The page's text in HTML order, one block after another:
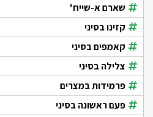
שארם א-שייח'
קזינו בסיני
קאמפים בסיני
צלילה בסיני
פרמידות במצרים
פעם ראשונה בסיני